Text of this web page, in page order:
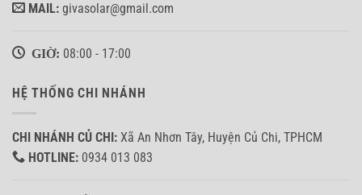
MAIL: givasolar@gmail.com
GIỜ: 08:00 - 17:00
HỆ THỐNG CHI NHÁNH
CHI NHÁNH CỦ CHI: Xã An Nhơn Tây, Huyện Củ Chi, TPHCM
HOTLINE: 0934 013 083